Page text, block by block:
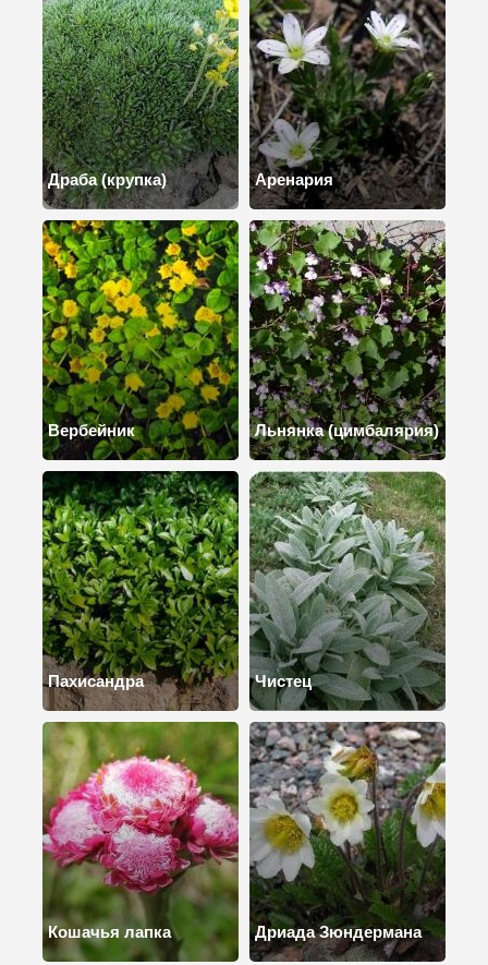
Драба (крупка) Аренария
Вербейник Льнянка (цимбалярия)
Пахисандра Чистец
Кошачья лапка Дриада Зюндермана